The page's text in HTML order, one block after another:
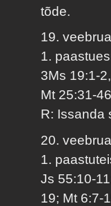
tõde.
19.
1.
3Ms 19:1-
Mt 25:31-46
R: Issanda
20.
1.
Js 55:10-
19; Mt 6:7-